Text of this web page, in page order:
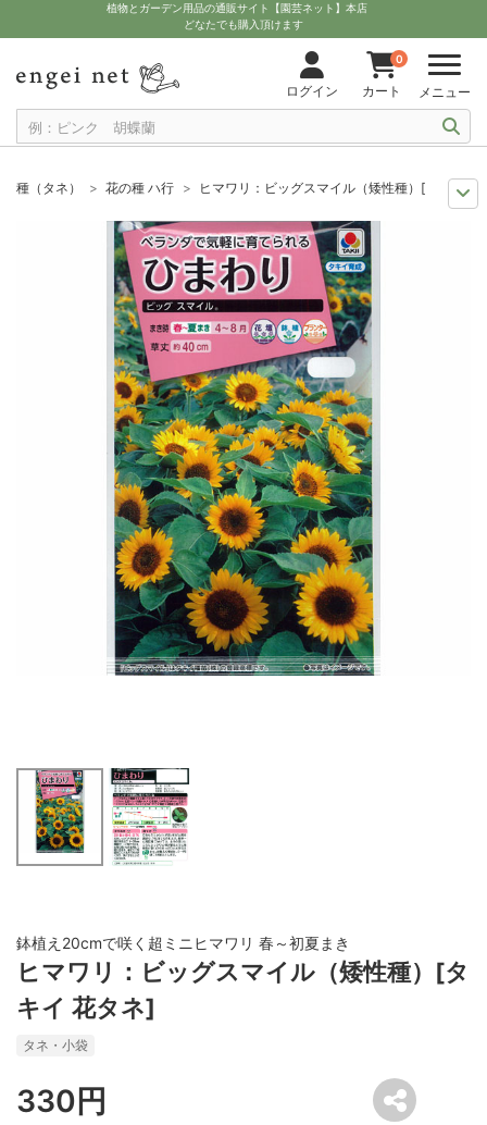
植物とガーデン用品の通販サイト【園芸ネット】本店
どなたでも購入頂けます
ログイン
0
カート メニュー
種（タネ） 花の種 ハ行
ヒマワリ：ビッグスマイル（矮性種）[タキイ 花
まき時から探そう
草花の種 8月
ヒマワリ：ビッグスマイル（矮性種）[
花壇におすすめ
ヒマワリ：ビッグスマイル（矮性種）[タキイ
子どもと一緒に育てよう！ ヒマワリ：ビッグスマイル（矮性
鉢植え20cmで咲く超ミニヒマワリ 春～初夏まき
ヒマワリ：ビッグスマイル（矮性種）[タ
キイ 花タネ]
タネ・小袋
330円